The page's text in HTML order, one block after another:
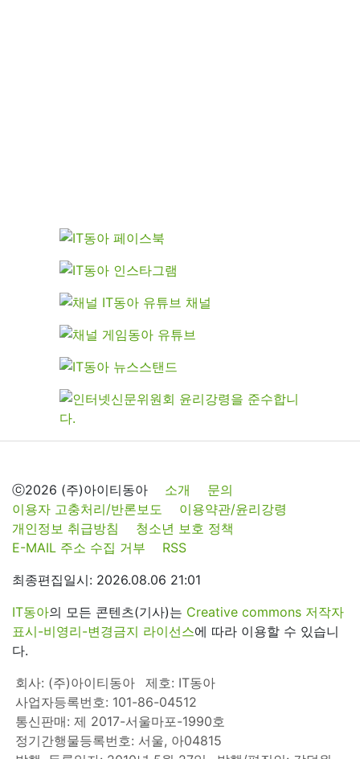
ⓒ2026 (주)아이티동아 소개
문의
이용자 고충처리/반론보도
이용약관/윤리강령
개인정보 취급방침
청소년 보호 정책
E-MAIL 주소 수집 거부
RSS
최종편집일시: 2026.08.06 21:01
IT동아의 모든 콘텐츠(기사)는 Creative commons 저작자
표시-비영리-변경금지 라이선스에 따라 이용할 수 있습니
다.
회사: (주)아이티동아
제호: IT동아
사업자등록번호: 101-86-04512
통신판매: 제 2017-서울마포-1990호
정기간행물등록번호: 서울, 아04815